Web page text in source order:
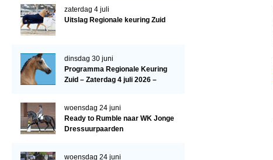
Late Veulenkeuring
Wereldkampioenschap Jonge Paarden
Evenementen
zaterdag 4 juli
Uitslag Regionale keuring Zuid
dinsdag 30 juni
Programma Regionale Keuring
Zuid – Zaterdag 4 juli 2026 –
woensdag 24 juni
Ready to Rumble naar WK Jonge
Dressuurpaarden
woensdag 24 juni